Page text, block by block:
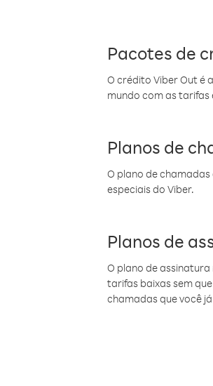
Pacotes de
O crédito Viber Out é
mundo com as tarifas
Planos de
O plano de
especiais do Viber.
Planos de
O plano de
tarifas baixas sem
chamadas que você